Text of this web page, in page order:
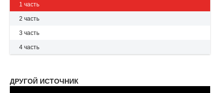
1 часть
2 часть
3 часть
4 часть
ДРУГОЙ ИСТОЧНИК